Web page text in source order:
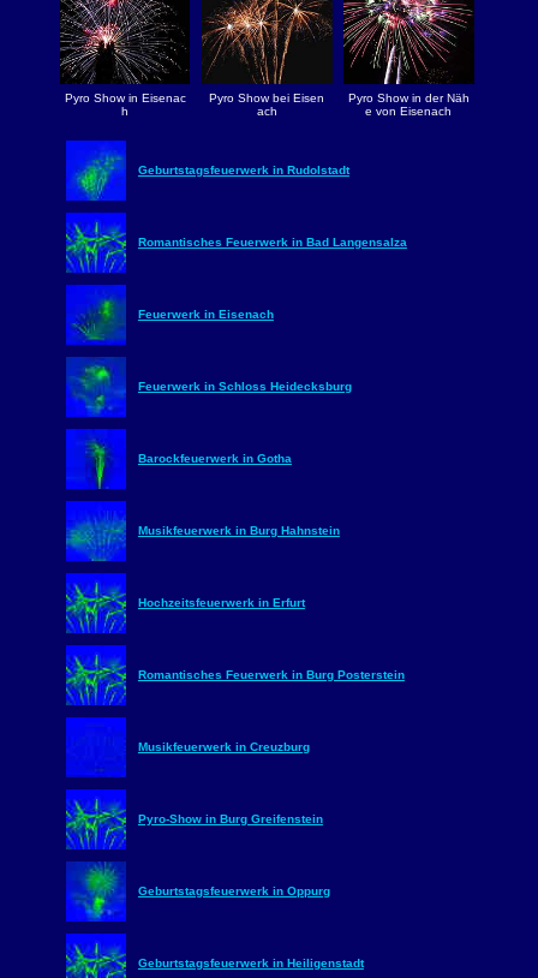
Pyro Show in Eisenac
h
Pyro Show bei Eisen
ach
Pyro Show in der Näh
e von Eisenach
Geburtstagsfeuerwerk in Rudolstadt
Romantisches Feuerwerk in Bad Langensalza
Feuerwerk in Eisenach
Feuerwerk in Schloss Heidecksburg
Barockfeuerwerk in Gotha
Musikfeuerwerk in Burg Hahnstein
Hochzeitsfeuerwerk in Erfurt
Romantisches Feuerwerk in Burg Posterstein
Musikfeuerwerk in Creuzburg
Pyro-Show in Burg Greifenstein
Geburtstagsfeuerwerk in Oppurg
Geburtstagsfeuerwerk in Heiligenstadt